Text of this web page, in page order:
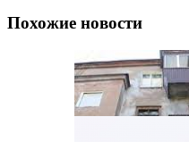
Похожие новости